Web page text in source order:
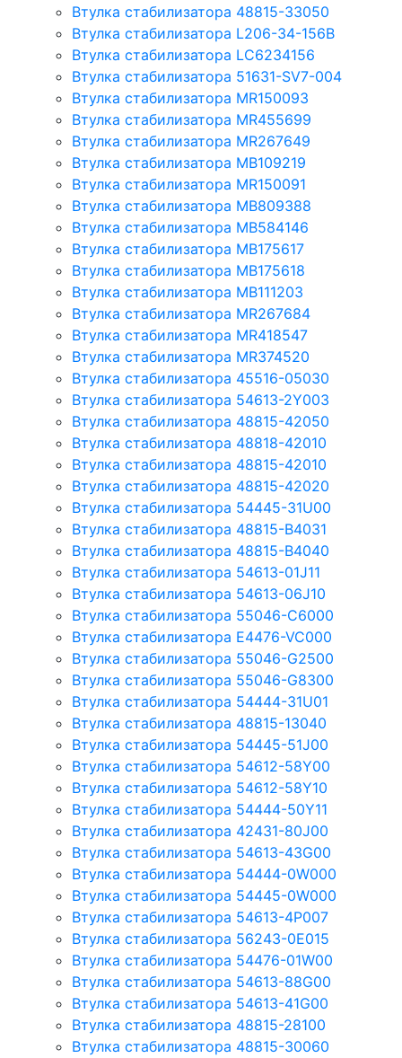
Втулка стабилизатора 48815-33050
Втулка стабилизатора L206-34-156B
Втулка стабилизатора LC6234156
Втулка стабилизатора 51631-SV7-004
Втулка стабилизатора MR150093
Втулка стабилизатора MR455699
Втулка стабилизатора MR267649
Втулка стабилизатора MB109219
Втулка стабилизатора MR150091
Втулка стабилизатора MB809388
Втулка стабилизатора MB584146
Втулка стабилизатора MB175617
Втулка стабилизатора MB175618
Втулка стабилизатора MB111203
Втулка стабилизатора MR267684
Втулка стабилизатора MR418547
Втулка стабилизатора MR374520
Втулка стабилизатора 45516-05030
Втулка стабилизатора 54613-2Y003
Втулка стабилизатора 48815-42050
Втулка стабилизатора 48818-42010
Втулка стабилизатора 48815-42010
Втулка стабилизатора 48815-42020
Втулка стабилизатора 54445-31U00
Втулка стабилизатора 48815-B4031
Втулка стабилизатора 48815-B4040
Втулка стабилизатора 54613-01J11
Втулка стабилизатора 54613-06J10
Втулка стабилизатора 55046-C6000
Втулка стабилизатора E4476-VC000
Втулка стабилизатора 55046-G2500
Втулка стабилизатора 55046-G8300
Втулка стабилизатора 54444-31U01
Втулка стабилизатора 48815-13040
Втулка стабилизатора 54445-51J00
Втулка стабилизатора 54612-58Y00
Втулка стабилизатора 54612-58Y10
Втулка стабилизатора 54444-50Y11
Втулка стабилизатора 42431-80J00
Втулка стабилизатора 54613-43G00
Втулка стабилизатора 54444-0W000
Втулка стабилизатора 54445-0W000
Втулка стабилизатора 54613-4P007
Втулка стабилизатора 56243-0E015
Втулка стабилизатора 54476-01W00
Втулка стабилизатора 54613-88G00
Втулка стабилизатора 54613-41G00
Втулка стабилизатора 48815-28100
Втулка стабилизатора 48815-30060